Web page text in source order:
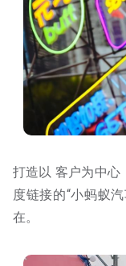
度链接的“小蚂蚁